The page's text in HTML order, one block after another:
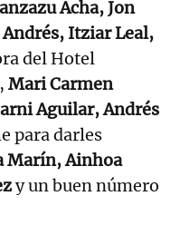
Acha, Jon
Itziar Leal,
del Hotel
Mari Carmen
Aguilar, Andrés
para darles
Marín, Ainhoa
y un buen número